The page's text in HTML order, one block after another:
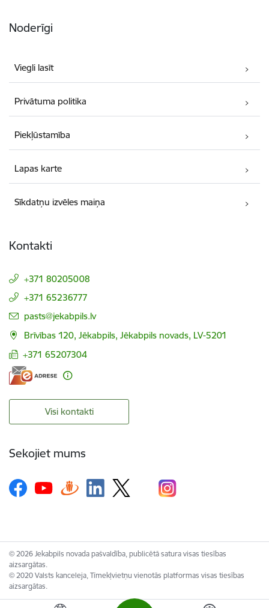
Noderīgi
Viegli lasīt
Privātuma politika
Piekļūstamība
Lapas karte
Sīkdatņu izvēles maiņa
Kontakti
+371 80205008
+371 65236777
E-pasts:
pasts@jekabpils.lv
Brīvības 120, Jēkabpils, Jēkabpils novads, LV-5201
+371 65207304
Visi kontakti
Sekojiet mums
© 2026 Jekabpils novada pašvaldība, publicētā satura visas tiesības
aizsargātas.
© 2020 Valsts kanceleja, Tīmekļvietņu vienotās platformas visas tiesības
aizsargātas.